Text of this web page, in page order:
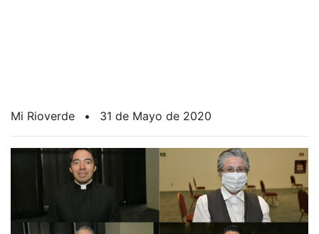
Mi Rioverde • 31 de Mayo de 2020